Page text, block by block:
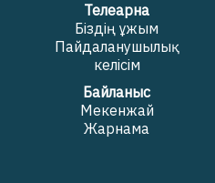
Телеарна
Біздің ұжым
Пайдаланушылық
келісім
Байланыс
Мекенжай
Жарнама